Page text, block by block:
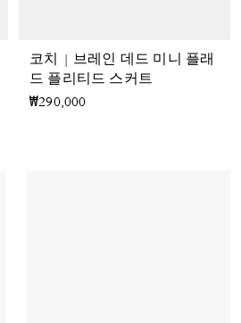
코치 | 브레인 데드 미니 플래
드 플리티드 스커트
₩290,000